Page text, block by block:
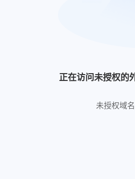
正在访问未授权的
未授权域名